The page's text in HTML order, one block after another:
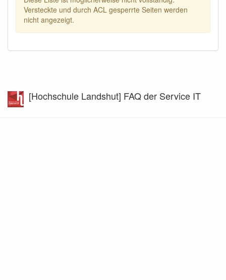
Versteckte und durch ACL gesperrte Seiten werden
nicht angezeigt.
[Hochschule Landshut] FAQ der Service IT